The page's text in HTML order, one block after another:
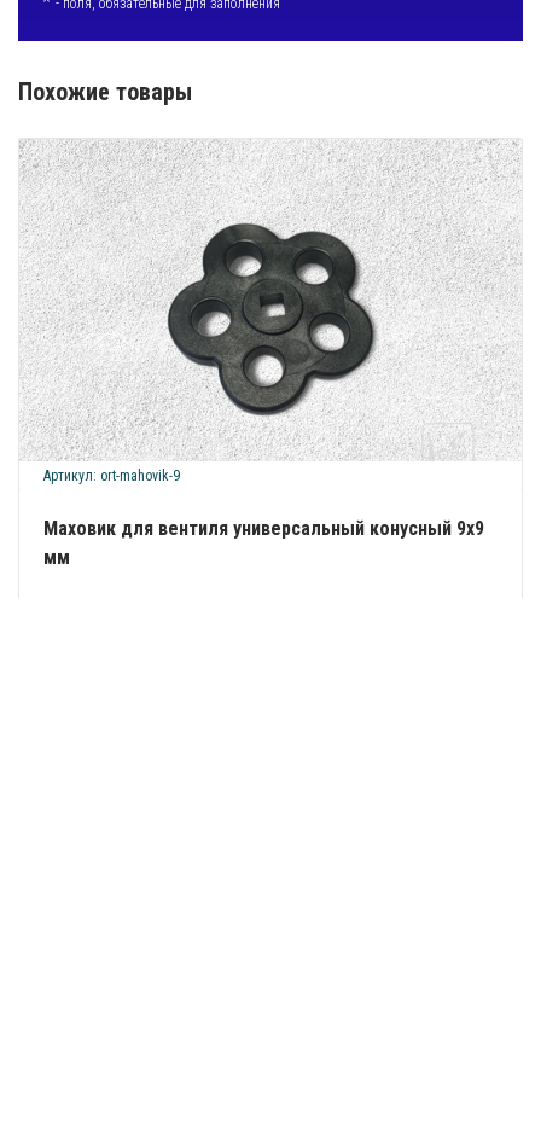
Похожие товары
Артикул: ort-mahovik-9
Маховик для вентиля универсальный конусный 9х9
мм